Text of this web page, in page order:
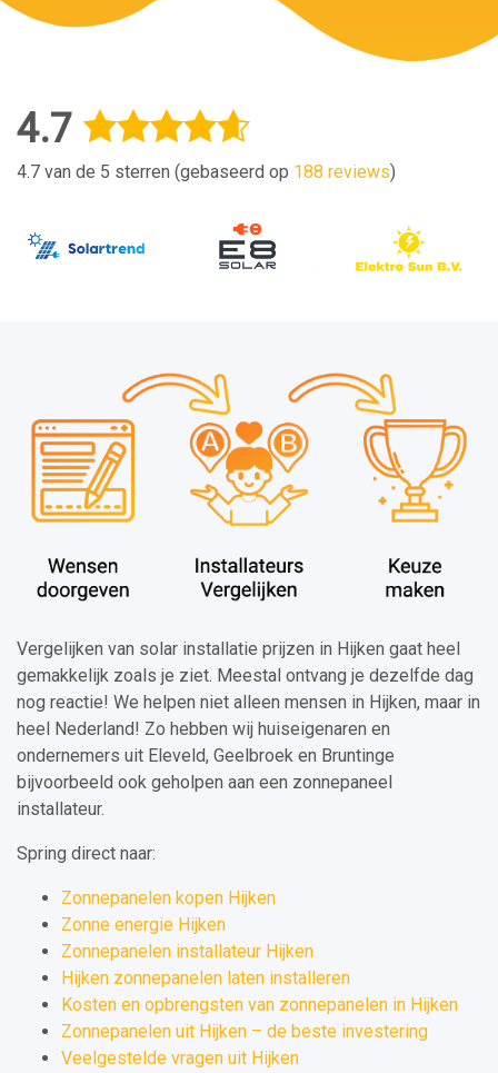
4.7
4.7 van de 5 sterren (gebaseerd op 188 reviews)
Vergelijken van solar installatie prijzen in Hijken gaat heel
gemakkelijk zoals je ziet. Meestal ontvang je dezelfde dag
nog reactie! We helpen niet alleen mensen in Hijken, maar in
heel Nederland! Zo hebben wij huiseigenaren en
ondernemers uit Eleveld, Geelbroek en Bruntinge
bijvoorbeeld ook geholpen aan een zonnepaneel
installateur.
Spring direct naar:
Zonnepanelen kopen Hijken
Zonne energie Hijken
Zonnepanelen installateur Hijken
Hijken zonnepanelen laten installeren
Kosten en opbrengsten van zonnepanelen in Hijken
Zonnepanelen uit Hijken – de beste investering
Veelgestelde vragen uit Hijken